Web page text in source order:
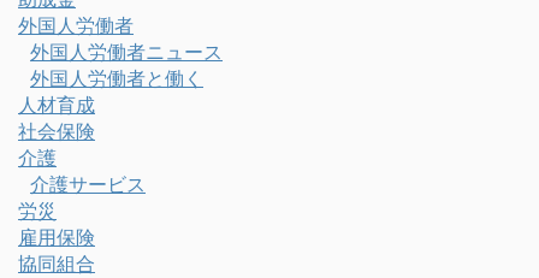
外国人労働者
外国人労働者ニュース
外国人労働者と働く
人材育成
社会保険
介護
介護サービス
労災
雇用保険
協同組合